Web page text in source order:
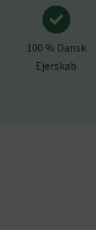
100 % Dansk
Ejerskab